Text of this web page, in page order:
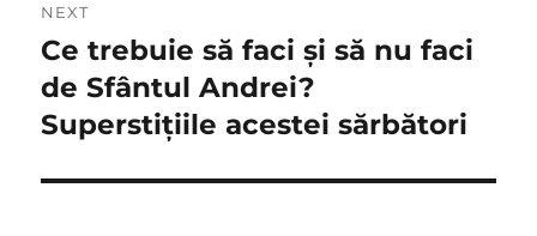
NEXT
Next
post:
Ce trebuie să faci şi să nu faci
de Sfântul Andrei?
Superstiţiile acestei sărbători